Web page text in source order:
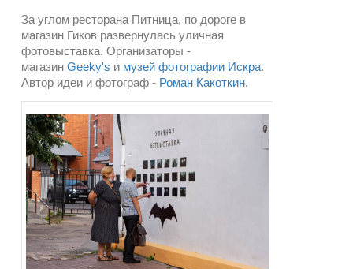
За углом ресторана Питница, по дороге в
магазин Гиков развернулась уличная
фотовыставка. Организаторы -
магазин Geeky's и музей фотографии Искра.
Автор идеи и фотограф - Роман Какоткин.